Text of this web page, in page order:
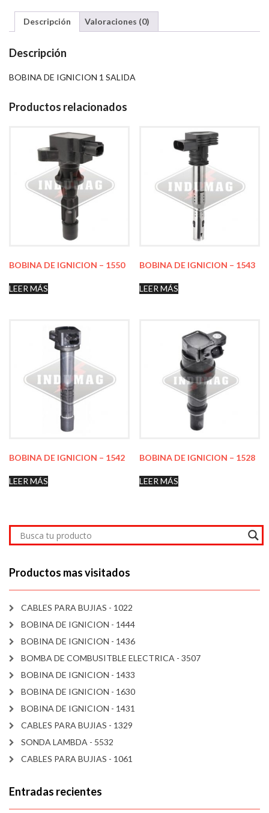
Descripción Valoraciones (0)
Descripción
BOBINA DE IGNICION 1 SALIDA
Productos relacionados
BOBINA DE IGNICION – 1550
LEER MÁS
BOBINA DE IGNICION – 1543
LEER MÁS
BOBINA DE IGNICION – 1542
LEER MÁS
BOBINA DE IGNICION – 1528
LEER MÁS
Productos mas visitados
CABLES PARA BUJIAS - 1022
BOBINA DE IGNICION - 1444
BOBINA DE IGNICION - 1436
BOMBA DE COMBUSITBLE ELECTRICA - 3507
BOBINA DE IGNICION - 1433
BOBINA DE IGNICION - 1630
BOBINA DE IGNICION - 1431
CABLES PARA BUJIAS - 1329
SONDA LAMBDA - 5532
CABLES PARA BUJIAS - 1061
Entradas recientes